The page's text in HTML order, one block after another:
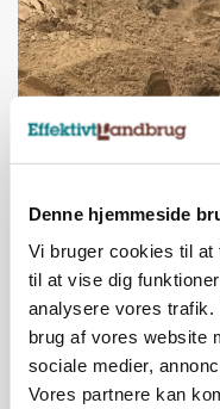
Denne hjemmeside
Vi bruger cookies til at
til at vise dig
analysere vores trafik.
brug af vores website
sociale medier,
Vores partnere kan
BUSINESS
Fra mark til mur:
marked for biokul
POLITIK
»Nu stopper I«: